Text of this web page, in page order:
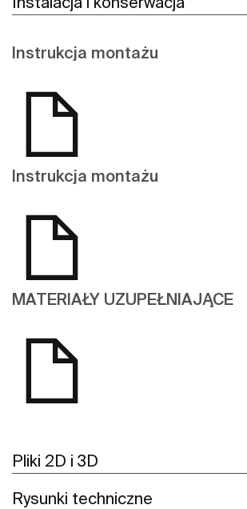
Instrukcja montażu
Instrukcja montażu
MATERIAŁY UZUPEŁNIAJĄCE
Pliki 2D i 3D
Rysunki techniczne